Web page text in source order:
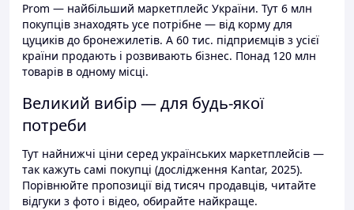
Prom — найбільший маркетплейс України. Тут 6 млн
покупців знаходять усе потрібне — від корму для
цуциків до бронежилетів. А 60 тис. підприємців з усієї
країни продають і розвивають бізнес. Понад 120 млн
товарів в одному місці.
Великий вибір — для будь-якої
потреби
Тут найнижчі ціни серед українських маркетплейсів —
так кажуть самі покупці (дослідження Kantar, 2025).
Порівнюйте пропозиції від тисяч продавців, читайте
відгуки з фото і відео, обирайте найкраще.